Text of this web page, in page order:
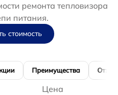
ремонта тепловизора
питания.
стоимость
Преимущества
Цена